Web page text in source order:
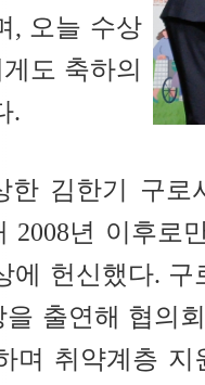
, 오늘 수상
도 축하의
.
김한기 구로
2008년 이후로
에 헌신했다.
을 출연해 협의
며 취약계층